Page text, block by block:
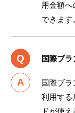
用金額
できます
国際ブ
国際ブラ
利用する
ドが使